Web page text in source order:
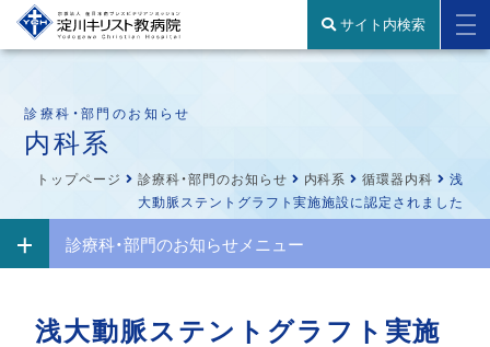
サイト内検索
診療科・部門のお知らせ
内科系
トップページ 診療科・部門のお知らせ 内科系 循環器内科
浅
大動脈ステントグラフト実施施設に認定されました
診療科・部門のお知らせメニュー
浅大動脈ステントグラフト実施